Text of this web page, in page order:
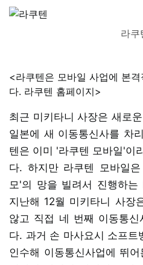
라쿠
<라쿠텐은 모바일 사업에 본
다. 라쿠텐 홈페이지>
최근 미키타니 사장은 새로
일본에 새 이동통신사를 차
텐은 이미 '라쿠텐 모바일'이
다. 하지만 라쿠텐 모바일
모'의 망을 빌려서 진행하
지난해 12월 미키타니 사장
않고 직접 네 번째 이동통신
다. 과거 손 마사요시 소프트
인수해 이동통신사업에 뛰